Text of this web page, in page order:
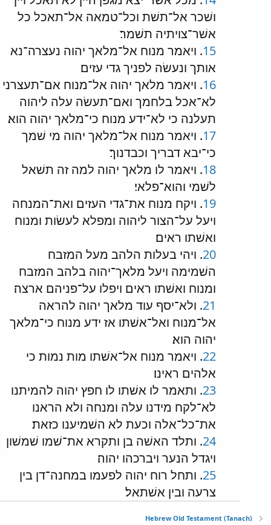
ושׁכר אל־תשׁת וכל־טמאה אל־תאכל כל
אשׁר־צויתיה תשׁמר׃
15. ויאמר מנוח אל־מלאך יהוה נעצרה־נא
אותך ונעשׂה לפניך גדי עזים׃
16. ויאמר מלאך יהוה אל־מנוח אם־תעצרני
לא־אכל בלחמך ואם־תעשׂה עלה ליהוה
תעלנה כי לא־ידע מנוח כי־מלאך יהוה הוא׃
17. ויאמר מנוח אל־מלאך יהוה מי שׁמך
כי־יבא דבריך וכבדנוך׃
18. ויאמר לו מלאך יהוה למה זה תשׁאל
לשׁמי והוא־פלאי׃
19. ויקח מנוח את־גדי העזים ואת־המנחה
ויעל על־הצור ליהוה ומפלא לעשׂות ומנוח
ואשׁתו ראים׃
20. ויהי בעלות הלהב מעל המזבח
השׁמימה ויעל מלאך־יהוה בלהב המזבח
ומנוח ואשׁתו ראים ויפלו על־פניהם ארצה׃
21. ולא־יסף עוד מלאך יהוה להראה
אל־מנוח ואל־אשׁתו אז ידע מנוח כי־מלאך
יהוה הוא׃
22. ויאמר מנוח אל־אשׁתו מות נמות כי
אלהים ראינו׃
23. ותאמר לו אשׁתו לו חפץ יהוה להמיתנו
לא־לקח מידנו עלה ומנחה ולא הראנו
את־כל־אלה וכעת לא השׁמיענו כזאת׃
24. ותלד האשׁה בן ותקרא את־שׁמו שׁמשׁון
ויגדל הנער ויברכהו יהוה׃
25. ותחל רוח יהוה לפעמו במחנה־דן בין
צרעה ובין אשׁתאל׃
Hebrew Old Testament (Tanach)